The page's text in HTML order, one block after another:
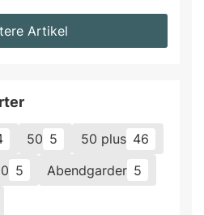
Artikel
50 5 50 plus 46
5 Abendgarder 5